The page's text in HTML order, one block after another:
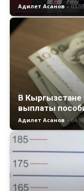
Адилет Асанов -
В
выплаты
Адилет Асанов -